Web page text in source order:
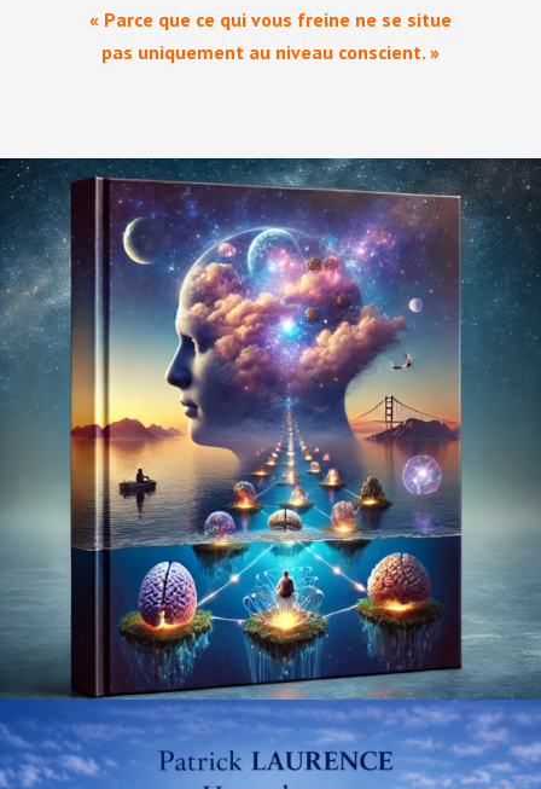
« Parce que ce qui vous freine ne se situe
pas uniquement au niveau conscient. »